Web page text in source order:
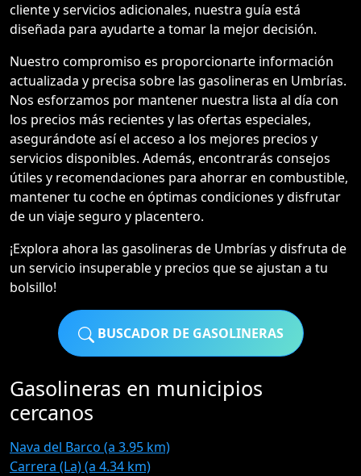
cliente y servicios adicionales, nuestra guía está
diseñada para ayudarte a tomar la mejor decisión.
Nuestro compromiso es proporcionarte información
actualizada y precisa sobre las gasolineras en Umbrías.
Nos esforzamos por mantener nuestra lista al día con
los precios más recientes y las ofertas especiales,
asegurándote así el acceso a los mejores precios y
servicios disponibles. Además, encontrarás consejos
útiles y recomendaciones para ahorrar en combustible,
mantener tu coche en óptimas condiciones y disfrutar
de un viaje seguro y placentero.
¡Explora ahora las gasolineras de Umbrías y disfruta de
un servicio insuperable y precios que se ajustan a tu
bolsillo!
BUSCADOR DE GASOLINERAS
Gasolineras en municipios
cercanos
Nava del Barco (a 3.95 km)
Carrera (La) (a 4.34 km)